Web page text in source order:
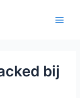
bij